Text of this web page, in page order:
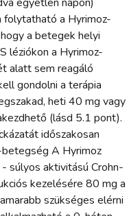
a Hyrimoz-
a betegek helyi
léziókon a Hyrimoz-
alatt sem reagáló
gondolni a terápia
heti 40 mg vagy
(lásd 5.1 pont).
időszakosan
A Hyrimoz
súlyos aktivitású Crohn-
kezelésére 80 mg a
szükséges elérni